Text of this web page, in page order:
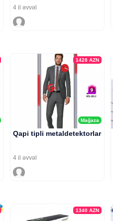
4 il əvvəl
Mağaza
1428 AZN
Qapi tipli metaldetektorlar
4 il əvvəl
1340 AZN